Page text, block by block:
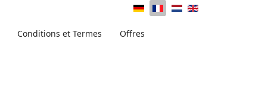
Conditions et Termes Offres